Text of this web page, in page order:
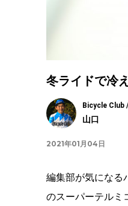
冬ライドで冷
Bicycle Club
山口
2021年01月04日
編集部が気になる
のスーパーテルミ